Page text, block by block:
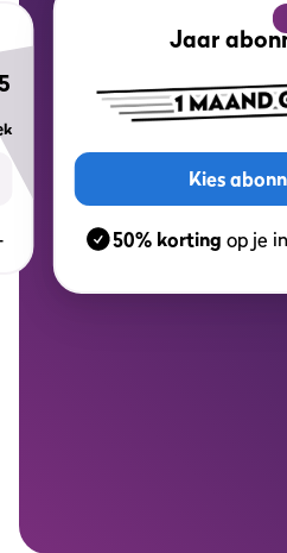
Jaar
Kies
50% korting op je